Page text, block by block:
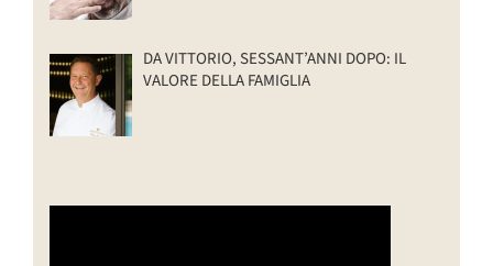
DA VITTORIO, SESSANT’ANNI DOPO: IL
VALORE DELLA FAMIGLIA